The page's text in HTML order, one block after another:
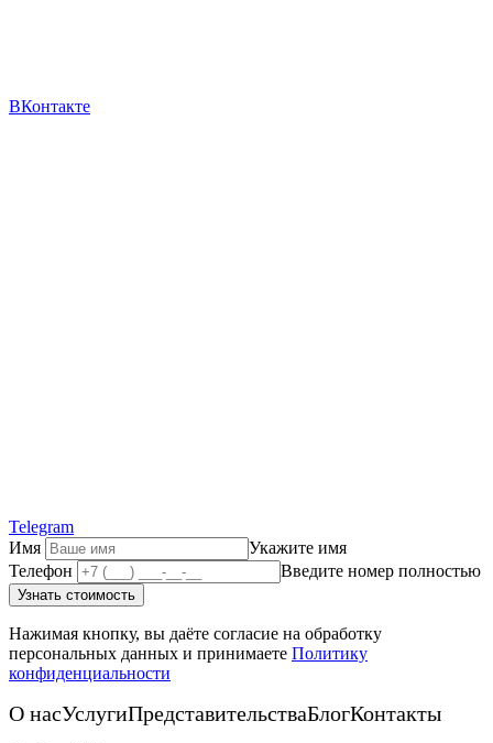
ВКонтакте
Telegram
Имя
Укажите имя
Телефон
Введите номер полностью
Узнать стоимость
Нажимая кнопку, вы даёте согласие на обработку
персональных данных и принимаете Политику
конфиденциальности
О насУслугиПредставительстваБлогКонтакты